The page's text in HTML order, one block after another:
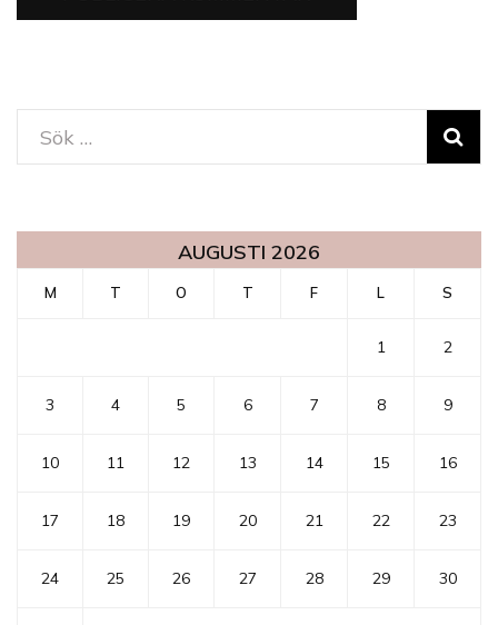
Sök
efter:
AUGUSTI 2026
M T O T F L S
1 2
3 4 5 6 7 8 9
10 11 12 13 14 15 16
17 18 19 20 21 22 23
24 25 26 27 28 29 30